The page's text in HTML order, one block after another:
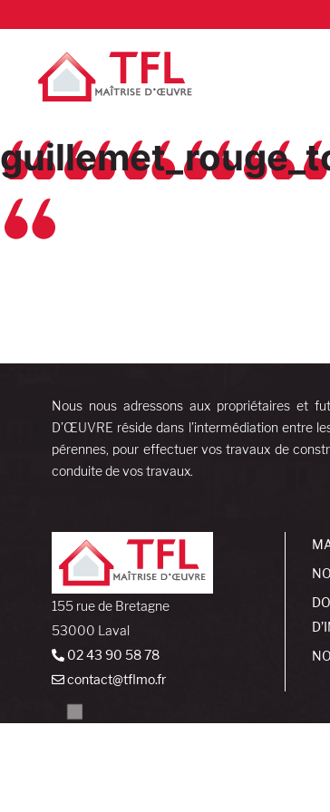
Nous nous adressons aux propriétaires et
D’ŒUVRE réside dans l’intermédiation entre
pérennes, pour effectuer vos travaux de
conduite de vos travaux.
155 rue de Bretagne
53000 Laval
02 43 90 58 78
contact@tflmo.fr